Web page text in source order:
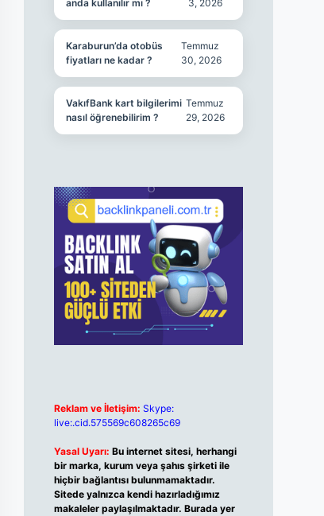
anda kullanılır mı ?
3, 2026
Karaburun’da otobüs
fiyatları ne kadar ?
Temmuz
30, 2026
VakıfBank kart bilgilerimi
nasıl öğrenebilirim ?
Temmuz
29, 2026
Reklam ve İletişim: Skype:
live:.cid.575569c608265c69
Yasal Uyarı: Bu internet sitesi, herhangi
bir marka, kurum veya şahıs şirketi ile
hiçbir bağlantısı bulunmamaktadır.
Sitede yalnızca kendi hazırladığımız
makaleler paylaşılmaktadır. Burada yer